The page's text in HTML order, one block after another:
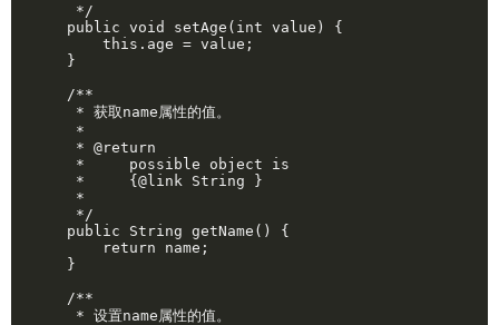
*/
public void setAge(int value) {
this.age = value;
}
/**
* 获取name属性的值。
*
* @return
*     possible object is
*     {@link String }
*
*/
public String getName() {
return name;
}
/**
* 设置name属性的值。